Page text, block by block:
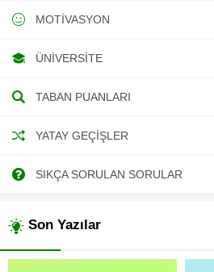
MOTIVASYON
ÜNIVERSITE
TABAN PUANLARI
YATAY GEÇIŞLER
SIKÇA SORULAN SORULAR
Son Yazılar